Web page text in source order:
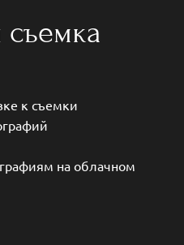
съемка
к съемки
на облачном